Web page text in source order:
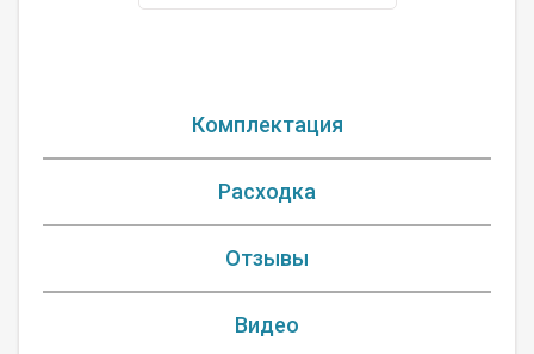
Комплектация
Расходка
Отзывы
Видео